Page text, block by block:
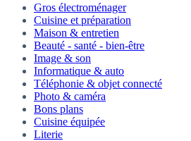
Gros électroménager
Cuisine et préparation
Maison & entretien
Beauté - santé - bien-être
Image & son
Informatique & auto
Téléphonie & objet connecté
Photo & caméra
Bons plans
Cuisine équipée
Literie